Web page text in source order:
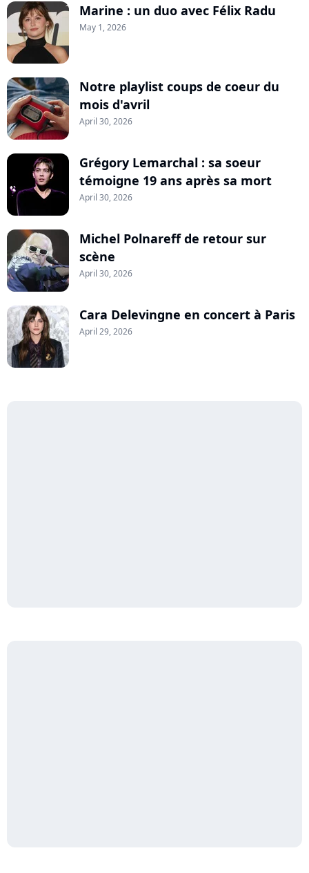
Marine : un duo avec Félix Radu
May 1, 2026
Notre playlist coups de coeur du
mois d'avril
April 30, 2026
Grégory Lemarchal : sa soeur
témoigne 19 ans après sa mort
April 30, 2026
Michel Polnareff de retour sur
scène
April 30, 2026
Cara Delevingne en concert à Paris
April 29, 2026